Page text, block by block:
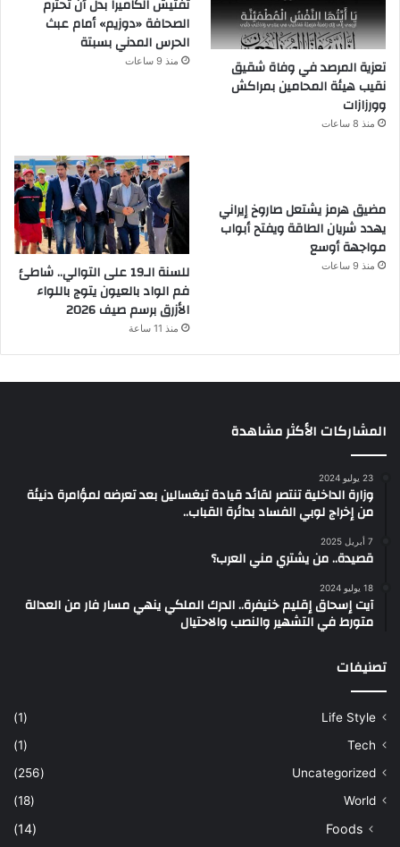
تعزية المرصد في وفاة شقيق
نقيب هيئة المحامين بمراكش
وورزازات
منذ 8 ساعات
تفتيش الكاميرا بدل أن تحترم
الصحافة «دوزيم» أمام عبث
الحرس المدني بسبتة
منذ 9 ساعات
مضيق هرمز يشتعل صاروخ إيراني
يهدد شريان الطاقة ويفتح أبواب
مواجهة أوسع
منذ 9 ساعات
للسنة الـ19 على التوالي.. شاطئ
فم الواد بالعيون يتوج باللواء
الأزرق برسم صيف 2026
منذ 11 ساعة
المشاركات الأكثر مشاهدة
23 يوليو 2024
وزارة الداخلية تنتصر لقائد قيادة تيغسالين بعد تعرضه لمؤامرة دنيئة
من إخراج لوبي الفساد بدائرة القباب..
7 أبريل 2025
قصيدة.. من يشتري مني العرب؟
18 يوليو 2024
آيت إسحاق إقليم خنيفرة.. الدرك الملكي ينهي مسار فار من العدالة
متورط في التشهير والنصب والاحتيال
تصنيفات
Life Style
(1)
Tech
(1)
Uncategorized
(256)
World
(18)
Foods
(14)